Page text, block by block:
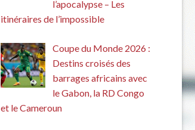
l’apocalypse – Les
itinéraires de l’impossible
Coupe du Monde 2026 :
Destins croisés des
barrages africains avec
le Gabon, la RD Congo
et le Cameroun